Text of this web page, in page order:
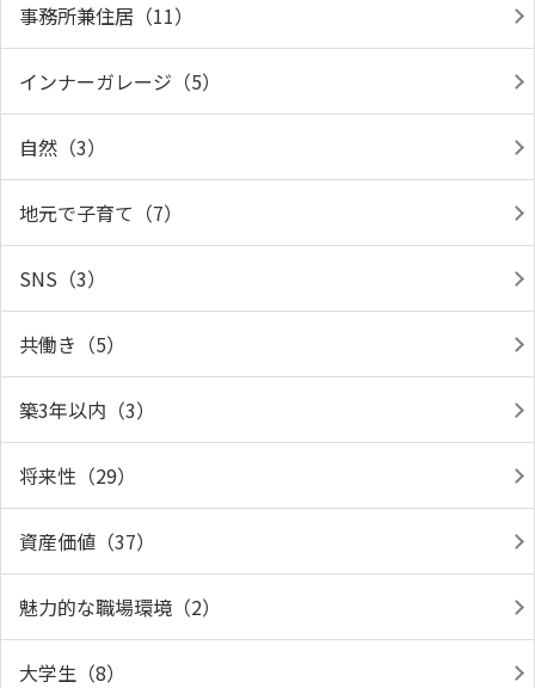
事務所兼住居（11）
インナーガレージ（5）
自然（3）
地元で子育て（7）
SNS（3）
共働き（5）
築3年以内（3）
将来性（29）
資産価値（37）
魅力的な職場環境（2）
大学生（8）